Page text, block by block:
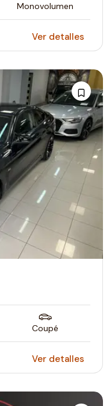
Monovolumen
Ver detalles
Coupé
Ver detalles